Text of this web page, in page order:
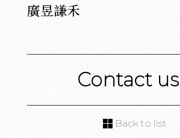
廣昱謙禾
Contact us
Back to list